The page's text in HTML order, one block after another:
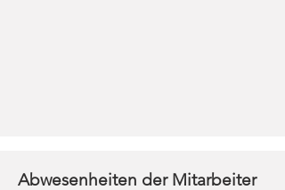
Abwesenheiten der Mitarbeiter